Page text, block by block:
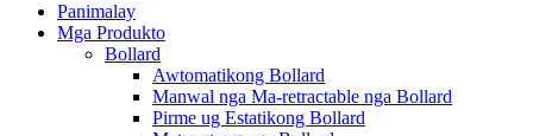
Panimalay
Mga Produkto
Bollard
Awtomatikong Bollard
Manwal nga Ma-retractable nga Bollard
Pirme ug Estatikong Bollard